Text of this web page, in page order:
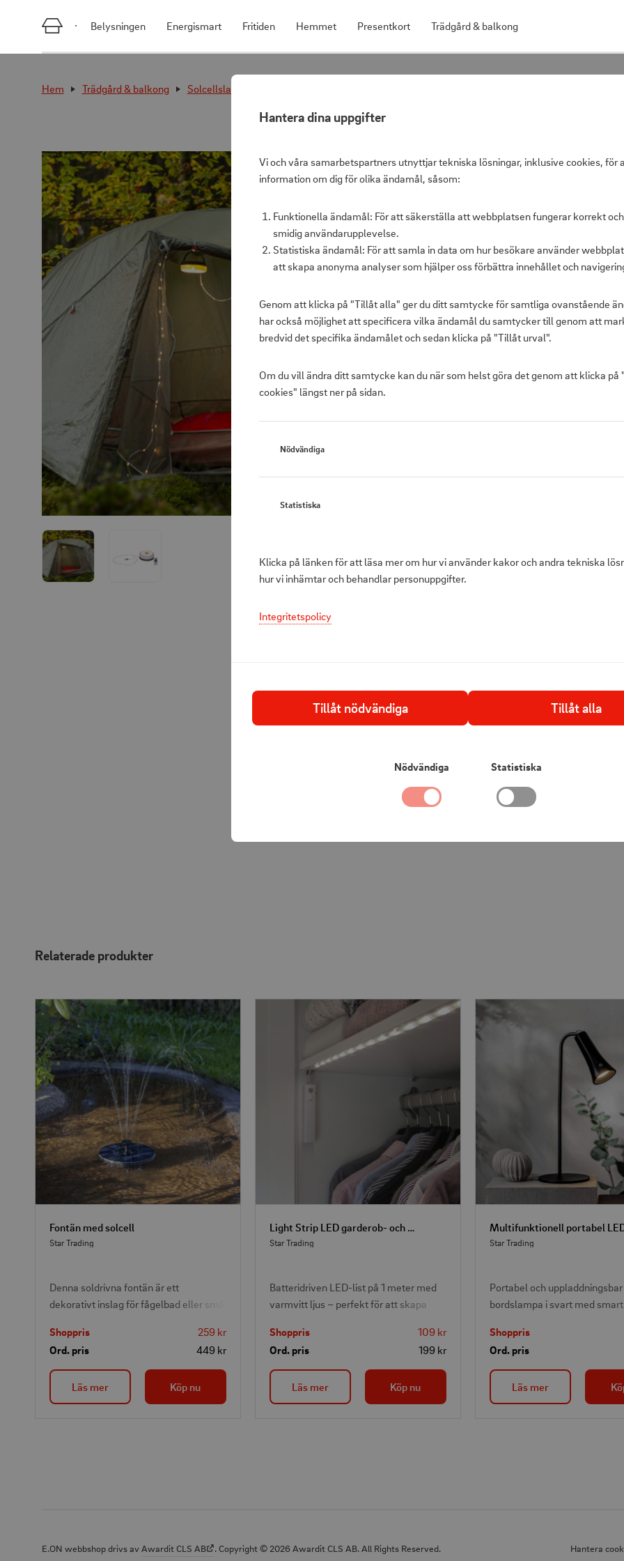
Hantera dina uppgifter
Vi och våra samarbetspartners utnyttjar tekniska lösningar, inklusive cookies, för
information om dig för olika ändamål, såsom:
Funktionella ändamål: För att säkerställa att webbplatsen fungerar korrekt
smidig användarupplevelse.
Statistiska ändamål: För att samla in data om hur besökare använder
att skapa anonyma analyser som hjälper oss förbättra innehållet och
Genom att klicka på "Tillåt alla" ger du ditt samtycke för samtliga ovanstående
har också möjlighet att specificera vilka ändamål du samtycker till genom att
bredvid det specifika ändamålet och sedan klicka på "Tillåt urval".
Om du vill ändra ditt samtycke kan du när som helst göra det genom att klicka på
cookies" längst ner på sidan.
Nödvändiga
Statistiska
Klicka på länken för att läsa mer om hur vi använder kakor och andra tekniska
hur vi inhämtar och behandlar personuppgifter.
Integritetspolicy
Tillåt nödvändiga Tillåt alla
Nödvändiga Statistiska
Belysningen Energismart Fritiden Hemmet Presentkort Trädgård & balkong
Hem Trädgård & balkong Solcellslampor
LED-
Shoppris
Rondo är en
LED-lampor –
pulserande
Rullen har
ficklampa.
Antal LED:
Ljusfärg:
Laddning:
Relaterade produkter
Fontän med solcell
Star Trading
Denna soldrivna fontän är ett
dekorativt inslag för fågelbad eller små
medföljande
Shoppris
259 kr
Ord. pris
449 kr
Läs mer Köp nu
Light Strip LED garderob- och nattlampa
Star Trading
Batteridriven LED-list på 1 meter med
varmvitt ljus – perfekt för att skapa
garderoben eller i skåp. Kan ställas in
på rörelsesensor eller konstant ljus.
Enkel montering med självhäftande
tejp på baksidan av både list och
batteridosa.
Shoppris
109 kr
Ord. pris
199 kr
Läs mer Köp nu
Star Trading
Portabel och
bordslampa i svart med smart
varmvit, dagsljus och kallvit.
ljusstyrka och flexibel
vare magnetisk fot.
hållare – bordsstativ,
väggfäste – samt USB-C-
Shoppris
Ord. pris
Läs mer
E.ON webbshop drivs av Awardit CLS AB . Copyright © 2026 Awardit CLS AB. All Rights Reserved. Hantera